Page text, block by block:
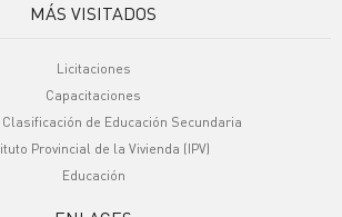
MÁS VISITADOS
Licitaciones
Capacitaciones
de Educación Secundaria
Provincial de la Vivienda (IPV)
Educación